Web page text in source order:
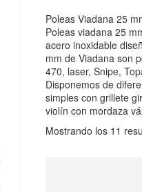
Poleas Viadana 25
Poleas viadana 25
acero inoxidable
mm de Viadana son
470, laser, Snipe,
Disponemos de
simples con grillete
violín con mordaza
Mostrando los 11